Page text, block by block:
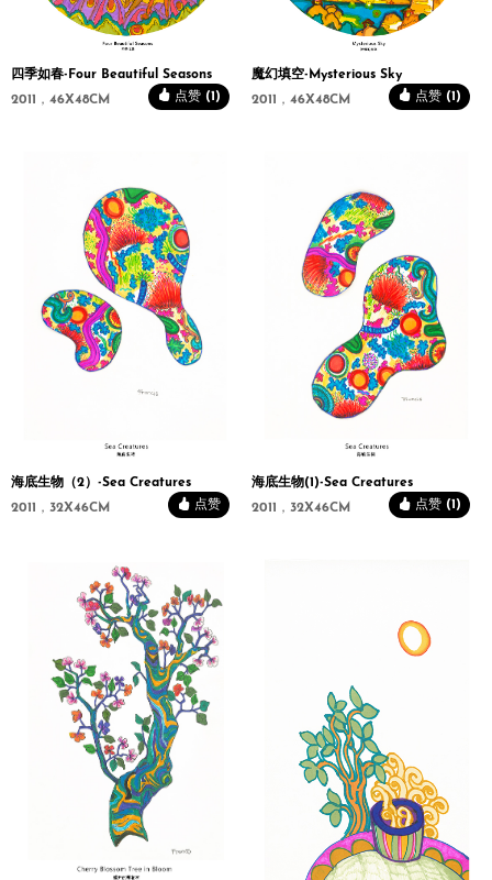
四季如春-Four Beautiful Seasons
2011，46X48CM
点赞 (1)
魔幻填空-Mysterious Sky
2011，46X48CM
点赞 (1)
海底生物（2）-Sea Creatures
2011，32X46CM
点赞
海底生物(1)-Sea Creatures
2011，32X46CM
点赞 (1)